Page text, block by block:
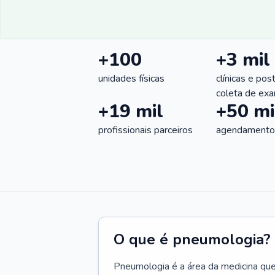
+100
unidades físicas
+3 mil
clínicas e
coleta de
+19 mil
profissionais parceiros
+50
O que é pneumologia?
Pneumologia é a área da medicina